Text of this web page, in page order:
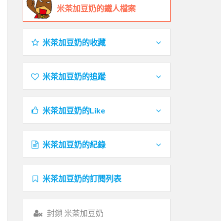
米茶加豆奶的鐵人檔案
米茶加豆奶的收藏
米茶加豆奶的追蹤
米茶加豆奶的Like
米茶加豆奶的紀錄
米茶加豆奶的訂閱列表
封鎖 米茶加豆奶